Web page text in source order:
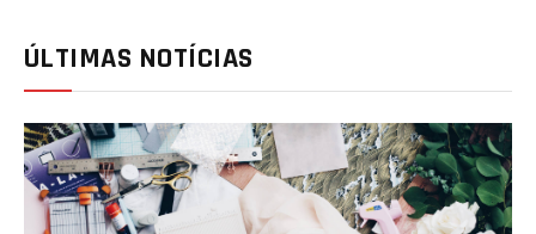
ÚLTIMAS NOTÍCIAS